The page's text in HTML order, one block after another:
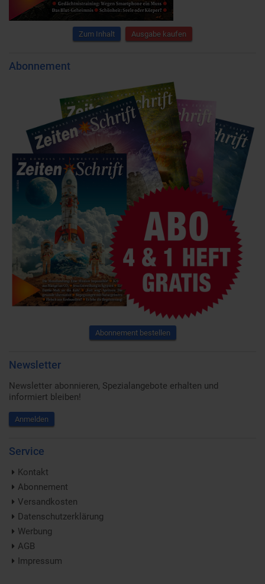
Zum Inhalt Ausgabe kaufen
Abonnement
Abonnement bestellen
Newsletter
Newsletter abonnieren, Spezialangebote erhalten und
informiert bleiben!
Anmelden
Service
Kontakt
Abonnement
Versandkosten
Datenschutzerklärung
Werbung
AGB
Impressum